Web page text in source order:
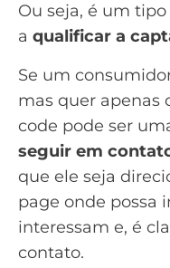
Ou seja, é um
a qualificar a
Se um
mas quer apenas
code pode ser
seguir em
que ele seja
page onde possa
interessam e, é
contato.